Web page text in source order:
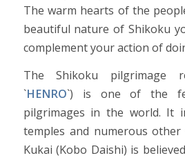
The warm hearts of the
beautiful nature of Shikoku
complement your action of
The Shikoku pilgrimage
`HENRO`) is one of the
pilgrimages in the world. It
temples and numerous other
Kukai (Kobo Daishi) is